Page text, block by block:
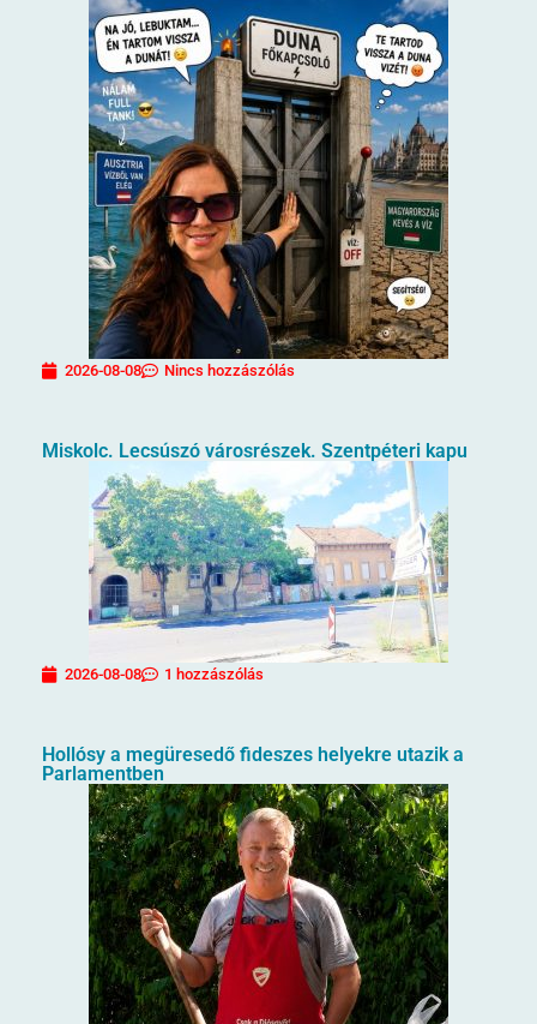
2026-08-08 Nincs hozzászólás
Miskolc. Lecsúszó városrészek. Szentpéteri kapu
2026-08-08 1 hozzászólás
Hollósy a megüresedő fideszes helyekre utazik a
Parlamentben